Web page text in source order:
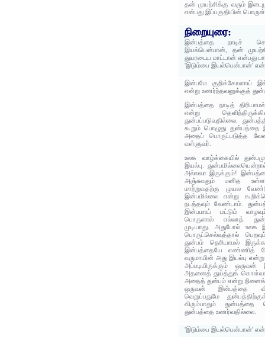
தன் முயற்சிக்கு வரும்
என்பது இப்பகுதியின்
நிறையுரை:
இன்பத்தை நாடிச்
இயல்பென்பான், தன்
துயரடைய மாட்டான் என்பது
'இடும்பை இயல்பென்பான்'
இன்பமே குறிக்கோளாய்
என்று உணர்ந்தவனுக்குத்
இன்பத்தை நாடித்
என்று
துன்பப்படுவதில்லை.
கூறும் பொழுது துன்பத்தை
அதைப் பொருட்படுத்த
வள்ளுவர்.
உலக வாழ்க்கையில்
இயல்பு.
அல்லவா இருக்கும்! இன்பத்தை
அஞ்சுவதும் மனித
மாற்றுவதற்கு முயல
இன்பமில்லை என்று
நடத்தவும் வேண்டாம்.
இன்பமாய் மட்டும்
பொருளால் எல்லாத்
முடியாது. அதுபோல்
பொருட்செல்வத்தால்
துன்பம் தெரியாமல்
இன்பத்தையே எண்ணித்
வருமாயின் அது இயல்பு
அப்படியிருக்கும்
அதனைத் துய்த்துக்
அதைத் துன்பம் என்று
ஒருவன் இன்பத்தை
வெறுப்பதுமே
விரும்பாதும் துன்பத்தை
துன்பத்தை உணர்வதில்லை.
'இடும்பை இயல்பென்பான்'